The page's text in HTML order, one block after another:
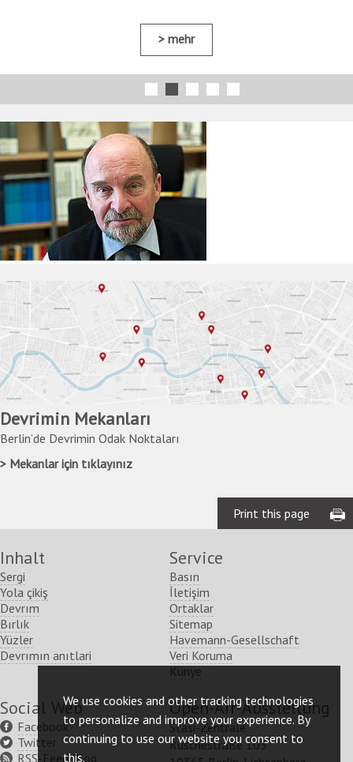
We use cookies and other tracking technologies
to personalize and improve your experience. By
continuing to use our website you consent to
this.
mehr
Devrimin Mekanları
Berlin’de Devrimin Odak Noktaları
Mekanlar için tıklayınız
Print this page
Inhalt
Sergi
Yola çikiş
Devrım
Bırlık
Yüzler
Devrımın anıtlari
Service
Basın
İletişim
Ortaklar
Sitemap
Havemann-Gesellschaft
Veri Koruma
Künye
Social Web
Facebook
Twitter
RSS-Feed Blog
Open-Air-Ausstellung
Stasi-Zentrale
Ruschestraße 103